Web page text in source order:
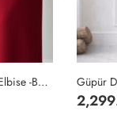
Güpür Detaylı Kot Elbise - Koyu Lacivert Balon